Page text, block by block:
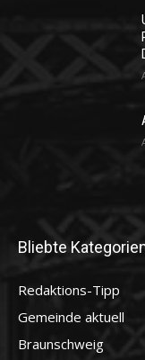
Bliebte
Redaktions-Tipp
Gemeinde aktuell
Braunschweig